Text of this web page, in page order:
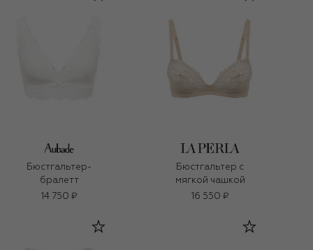
Бюстгальтер-
бралетт
14 750 ₽
Бюстгальтер с
мягкой чашкой
16 550 ₽